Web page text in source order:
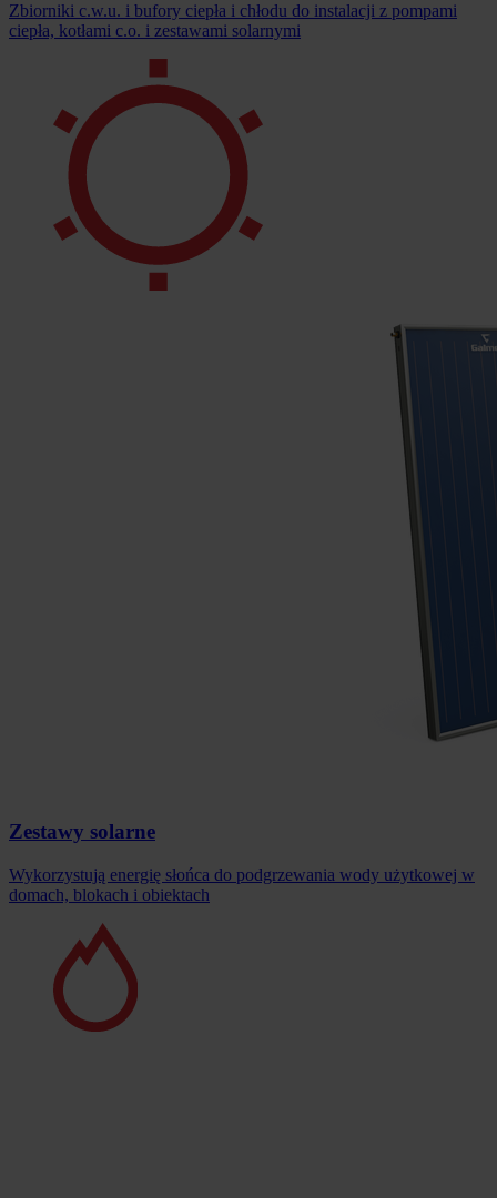
Zbiorniki c.w.u. i bufory ciepła i chłodu do instalacji z pompami
ciepła, kotłami c.o. i zestawami solarnymi
Zestawy solarne
Wykorzystują energię słońca do podgrzewania wody użytkowej w
domach, blokach i obiektach